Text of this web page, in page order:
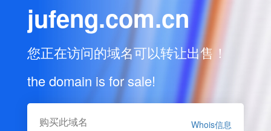
jufeng.com.cn
您正在访问的域名可以转让出售！
the domain is for sale!
购买此域名 Whois信息